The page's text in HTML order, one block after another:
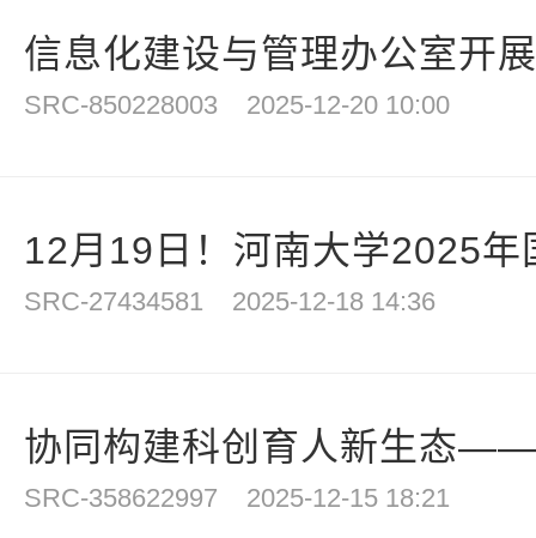
信息化建设与管理办公室开
SRC-850228003 2025-12-20 10:00
12月19日！河南大学2025
SRC-27434581 2025-12-18 14:36
协同构建科创育人新生态
SRC-358622997 2025-12-15 18:21